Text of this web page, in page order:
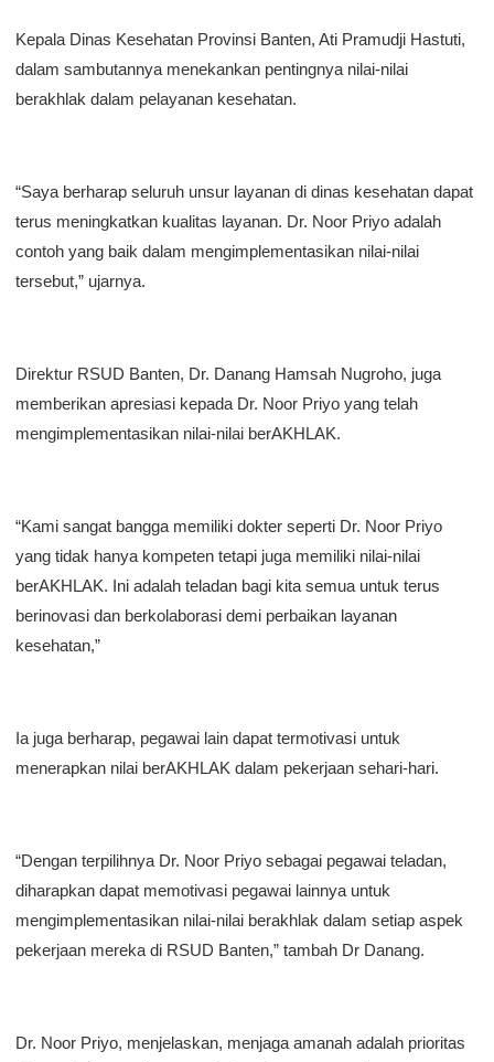
Kepala Dinas Kesehatan Provinsi Banten, Ati Pramudji Hastuti,
dalam sambutannya menekankan pentingnya nilai-nilai
berakhlak dalam pelayanan kesehatan.
“Saya berharap seluruh unsur layanan di dinas kesehatan dapat
terus meningkatkan kualitas layanan. Dr. Noor Priyo adalah
contoh yang baik dalam mengimplementasikan nilai-nilai
tersebut,” ujarnya.
Direktur RSUD Banten, Dr. Danang Hamsah Nugroho, juga
memberikan apresiasi kepada Dr. Noor Priyo yang telah
mengimplementasikan nilai-nilai berAKHLAK.
“Kami sangat bangga memiliki dokter seperti Dr. Noor Priyo
yang tidak hanya kompeten tetapi juga memiliki nilai-nilai
berAKHLAK. Ini adalah teladan bagi kita semua untuk terus
berinovasi dan berkolaborasi demi perbaikan layanan
kesehatan,”
Ia juga berharap, pegawai lain dapat termotivasi untuk
menerapkan nilai berAKHLAK dalam pekerjaan sehari-hari.
“Dengan terpilihnya Dr. Noor Priyo sebagai pegawai teladan,
diharapkan dapat memotivasi pegawai lainnya untuk
mengimplementasikan nilai-nilai berakhlak dalam setiap aspek
pekerjaan mereka di RSUD Banten,” tambah Dr Danang.
Dr. Noor Priyo, menjelaskan, menjaga amanah adalah prioritas